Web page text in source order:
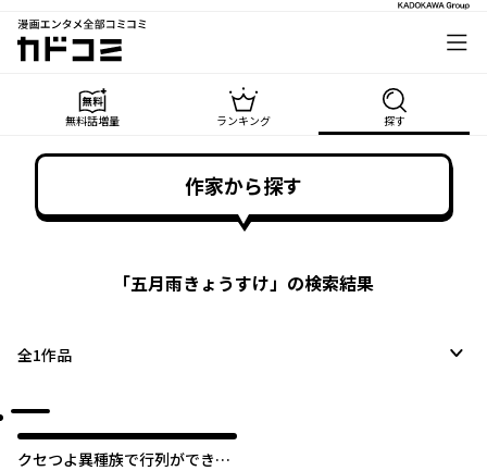
漫画エンタメ全部コミコミ
カドコミ
無料話増量 ランキング 探す
作家から探す
「五月雨きょうすけ」の検索結果
全1作品
クセつよ異種族で行列ができる